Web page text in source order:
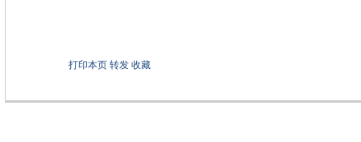
打印本页 转发 收藏